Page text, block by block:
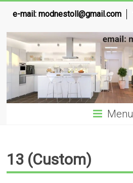
e-mail:modnestoll@gmail.com
Menu
13 (Custom)